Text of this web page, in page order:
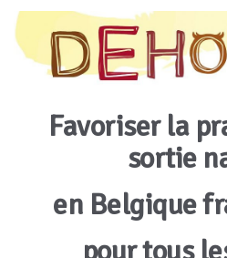
Favoriser la
sortie
en Belgique